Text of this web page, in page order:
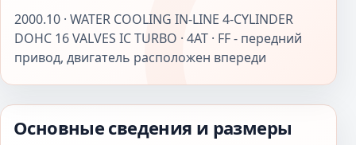
2000.10 · WATER COOLING IN-LINE 4-CYLINDER
DOHC 16 VALVES IC TURBO · 4AT · FF - передний
привод, двигатель расположен впереди
Основные сведения и размеры